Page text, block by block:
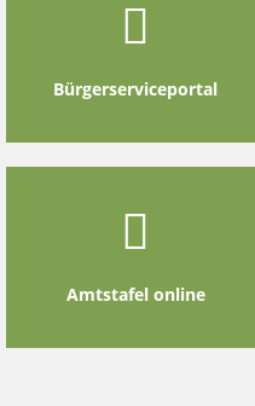
Bürgerserviceportal
Amtstafel online